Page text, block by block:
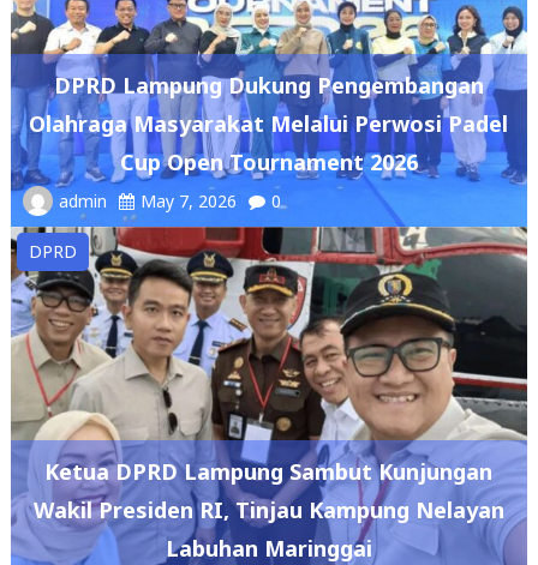
DPRD Lampung Dukung Pengembangan
Olahraga Masyarakat Melalui Perwosi Padel
Cup Open Tournament 2026
admin May 7, 2026 0
DPRD
Ketua DPRD Lampung Sambut Kunjungan
Wakil Presiden RI, Tinjau Kampung Nelayan
Labuhan Maringgai